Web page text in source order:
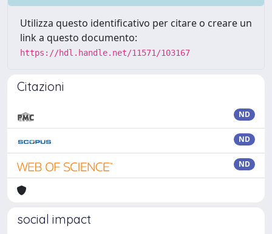
Utilizza questo identificativo per citare o creare un
link a questo documento:
https://hdl.handle.net/11571/103167
Citazioni
ND
ND
ND
social impact